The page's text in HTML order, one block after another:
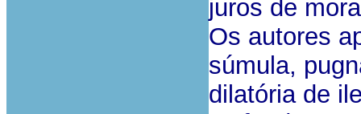
juros de
Os autores
súmula,
dilatória de